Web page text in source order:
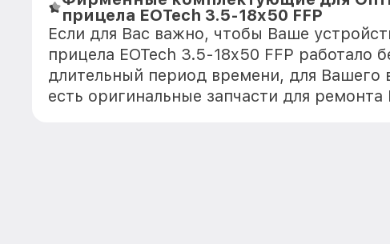
прицела EOTech 3.5-18x50 FFP
Если для Вас важно, чтобы Ваше
прицела EOTech 3.5-18x50 FFP работало
длительный период времени, для Вашего
есть оригинальные запчасти для ремонта